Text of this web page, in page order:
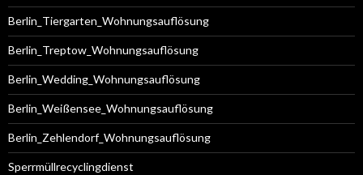
Berlin_Tiergarten_Wohnungsauflösung
Berlin_Treptow_Wohnungsauflösung
Berlin_Wedding_Wohnungsauflösung
Berlin_Weißensee_Wohnungsauflösung
Berlin_Zehlendorf_Wohnungsauflösung
Sperrmüllrecyclingdienst